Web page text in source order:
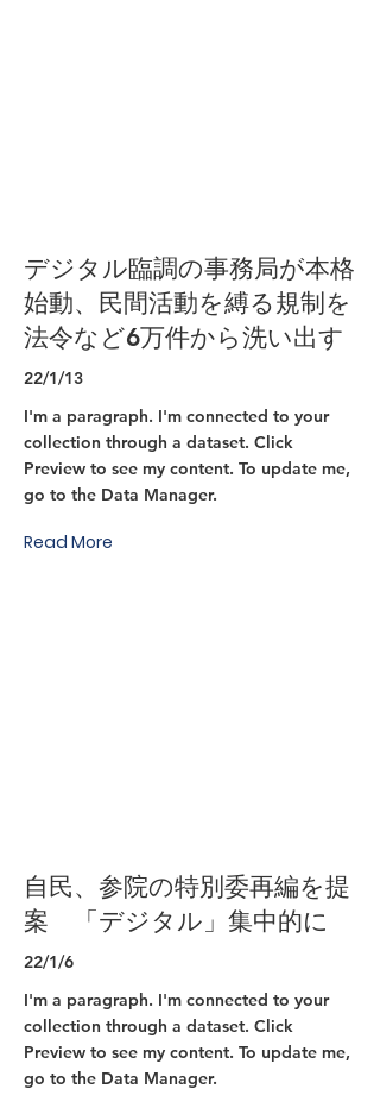
デジタル臨調の事務局が本格
始動、民間活動を縛る規制を
法令など6万件から洗い出す
22/1/13
I'm a paragraph. I'm connected to your
collection through a dataset. Click
Preview to see my content. To update me,
go to the Data Manager.
Read More
自民、参院の特別委再編を提
案 「デジタル」集中的に
22/1/6
I'm a paragraph. I'm connected to your
collection through a dataset. Click
Preview to see my content. To update me,
go to the Data Manager.